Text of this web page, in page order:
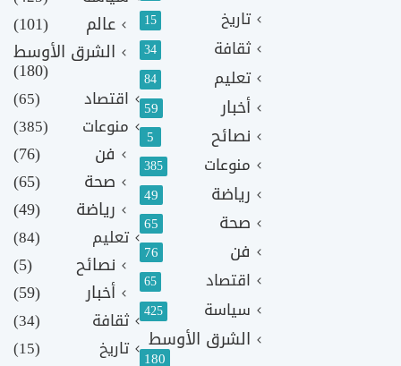
تاريخ 15
ثقافة 34
تعليم 84
أخبار 59
نصائح 5
منوعات 385
رياضة 49
صحة 65
فن 76
اقتصاد 65
سياسة 425
الشرق الأوسط
180
عالم
(101)
الشرق الأوسط
(180)
اقتصاد
(65)
منوعات
(385)
فن
(76)
صحة
(65)
رياضة
(49)
تعليم (84)
نصائح
(5)
أخبار
(59)
ثقافة
(34)
تاريخ
(15)